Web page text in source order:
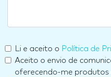
Li e aceito o Política de
Aceito o envio de
oferecendo-me produtos